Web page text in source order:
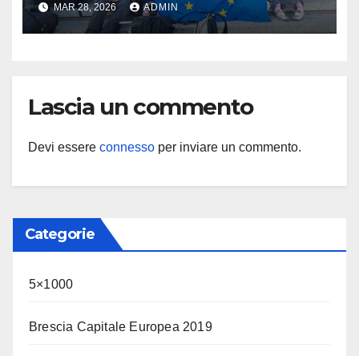
Arricchisce la vita, apre la
mente
MAR 28, 2026 ADMIN
Lascia un commento
Devi essere connesso per inviare un commento.
Categorie
5×1000
Brescia Capitale Europea 2019